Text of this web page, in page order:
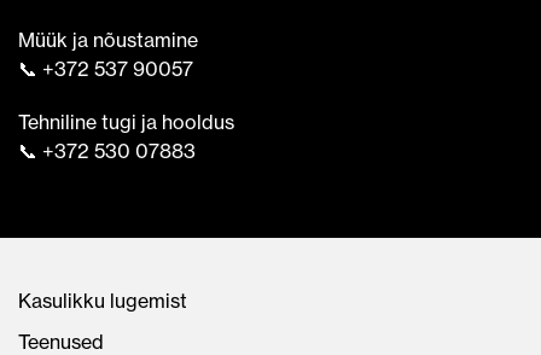
Müük ja nõustamine
📞 +372 537 90057
Tehniline tugi ja hooldus
📞 +372 530 07883
Kasulikku lugemist
Teenused